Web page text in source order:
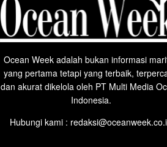
Ocean Week adalah bukan informasi
yang pertama tetapi yang terbaik,
dan akurat dikelola oleh PT Multi Media
Indonesia.
Hubungi kami :